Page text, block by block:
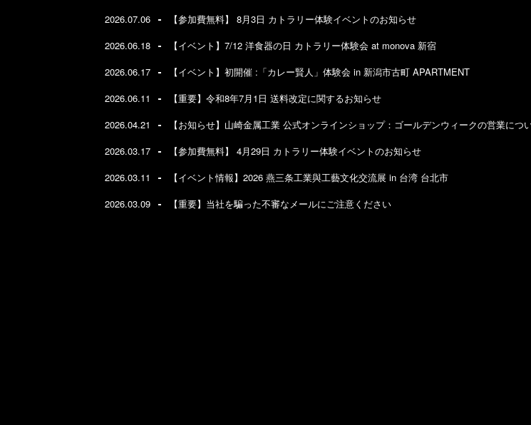
2026.07.06
【参加費無料】 8月3日 カトラリー体験イベントのお知らせ
2026.06.18
【イベント】7/12 洋食器の日 カトラリー体験会 at monova 新宿
2026.06.17
【イベント】初開催 :「カレー賢人」体験会 in 新潟市古町 APARTMENT
2026.06.11
【重要】令和8年7月1日 送料改定に関するお知らせ
2026.04.21
【お知らせ】山崎金属工業 公式オンラインショップ：ゴールデンウィークの営業につ
2026.03.17
【参加費無料】 4月29日 カトラリー体験イベントのお知らせ
2026.03.11
【イベント情報】2026 燕三条工業與工藝文化交流展 in 台湾 台北市
2026.03.09
【重要】当社を騙った不審なメールにご注意ください